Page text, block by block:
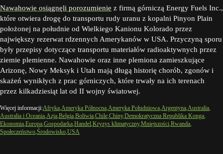
Nawahowie osiągnęli porozumienie z firmą górniczą Energy Fuels Inc.,
które otwiera drogę do transportu rudy uranu z kopalni Pinyon Plain
położonej na południe od Wielkiego Kanionu Kolorado przez
największy rezerwat rdzennych Amerykanów w USA. Przyczyną sporu
były przepisy dotyczące transportu materiałów radioaktywnych przez
ziemie plemienne. Nawahowie oraz inne plemiona zamieszkujące
Arizonę, Nowy Meksyk i Utah mają długą historię chorób, zgonów i
skażeń wynikłych z prac górniczych, które trwały na ich terenach
przez kilkadziesiąt lat od II wojny światowej.
Więcej informacji:Afryka Ameryka Północna Ameryka Południowa Argentyna Australia
Australia i Oceania Azja Belgia Boliwia Chile Chiny Demokratyczna Republika Konga
Ekonomia Europa Gospodarka Handel Kryzys klimatyczny Mniejszości Rwanda
Społeczeństwo Środowisko USA